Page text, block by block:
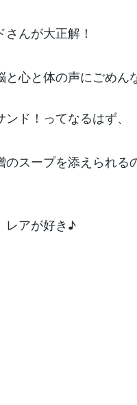
んが大正解！
心と体の声にごめん
ド！ってなるはず、
スープを添えられる
レアが好き♪